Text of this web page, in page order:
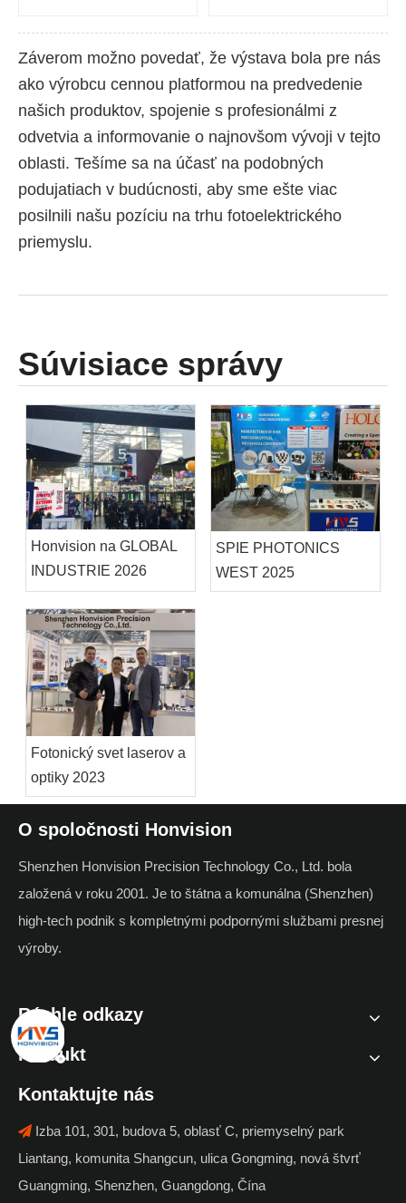
Záverom možno povedať, že výstava bola pre nás
ako výrobcu cennou platformou na predvedenie
našich produktov, spojenie s profesionálmi z
odvetvia a informovanie o najnovšom vývoji v tejto
oblasti. Tešíme sa na účasť na podobných
podujatiach v budúcnosti, aby sme ešte viac
posilnili našu pozíciu na trhu fotoelektrického
priemyslu.
Súvisiace správy
Honvision na GLOBAL
INDUSTRIE 2026
SPIE PHOTONICS
WEST 2025
Fotonický svet laserov a
optiky 2023
O spoločnosti Honvision
Shenzhen Honvision Precision Technology Co., Ltd. bola
založená v roku 2001. Je to štátna a komunálna (Shenzhen)
high-tech podnik s kompletnými podpornými službami presnej
výroby.
Rýchle odkazy
Produkt
Kontaktujte nás
 Izba 101, 301, budova 5, oblasť C, priemyselný park
Liantang, komunita Shangcun, ulica Gongming, nová štvrť
Guangming, Shenzhen, Guangdong, Čína